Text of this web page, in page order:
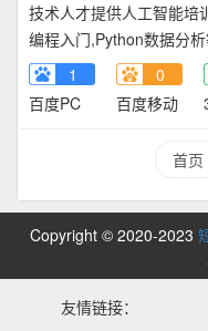
技术人才提供人工智能培
编程入门,Python数据分
1
百度PC
0
百度移动
首页
Copyright © 2020-2023
友情链接：